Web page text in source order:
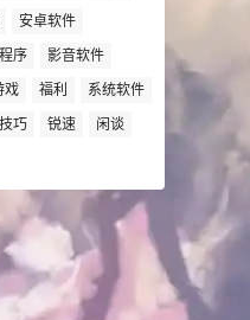
安卓软件
序
影音软件
戏 福利
系统软件
巧 锐速
闲谈